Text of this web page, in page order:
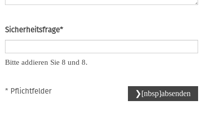
Pflichtfeld
Sicherheitsfrage*
Bitte addieren Sie 8 und 8.
* Pflichtfelder ❯[nbsp]absenden